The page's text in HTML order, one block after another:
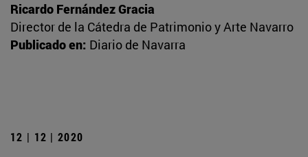
Ricardo Fernández Gracia
Director de la Cátedra de Patrimonio y Arte Navarro
Publicado en: Diario de Navarra
12 | 12 | 2020